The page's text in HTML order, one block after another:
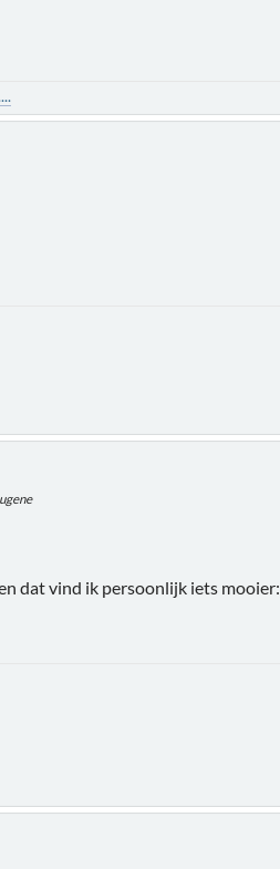
dat vind ik persoonlijk iets mooier: